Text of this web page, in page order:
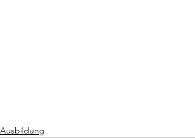
Ausbildung